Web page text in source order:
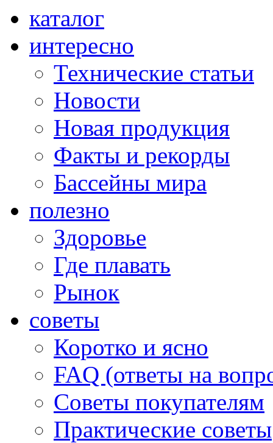
каталог
интересно
Технические статьи
Новости
Новая продукция
Факты и рекорды
Бассейны мира
полезно
Здоровье
Где плавать
Рынок
советы
Коротко и ясно
FAQ (ответы на
Советы покупателям
Практические советы